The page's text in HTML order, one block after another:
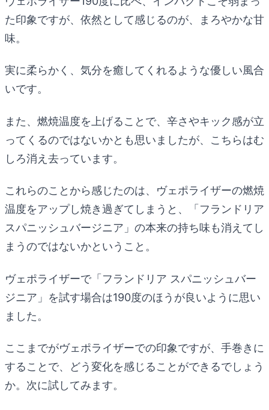
た印象ですが、依然として感じるのが、まろやかな甘
味。
実に柔らかく、気分を癒してくれるような優しい風合
いです。
また、燃焼温度を上げることで、辛さやキック感が立
ってくるのではないかとも思いましたが、こちらはむ
しろ消え去っています。
これらのことから感じたのは、ヴェポライザーの燃焼
温度をアップし焼き過ぎてしまうと、「フランドリア
スパニッシュバージニア」の本来の持ち味も消えてし
まうのではないかということ。
ヴェポライザーで「フランドリア スパニッシュバー
ジニア」を試す場合は190度のほうが良いように思い
ました。
ここまでがヴェポライザーでの印象ですが、手巻きに
することで、どう変化を感じることができるでしょう
か。次に試してみます。